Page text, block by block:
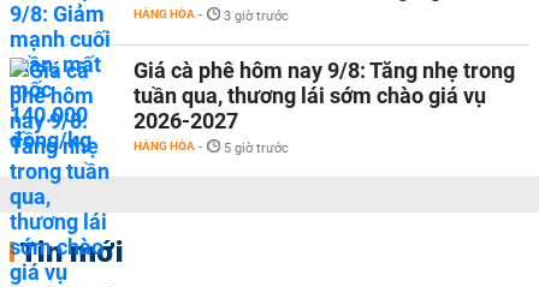
HÀNG HÓA - 3 giờ trước
Giá cà phê hôm nay 9/8: Tăng nhẹ trong
tuần qua, thương lái sớm chào giá vụ
2026-2027
HÀNG HÓA - 5 giờ trước
Tin mới